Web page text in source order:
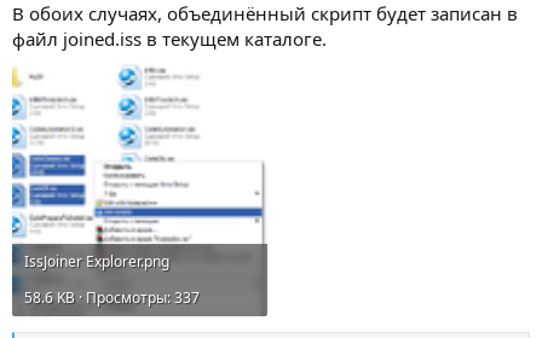
В обоих случаях, объединённый скрипт будет записан в
файл joined.iss в текущем каталоге.
IssJoiner Explorer.png
58.6 KB · Просмотры: 337